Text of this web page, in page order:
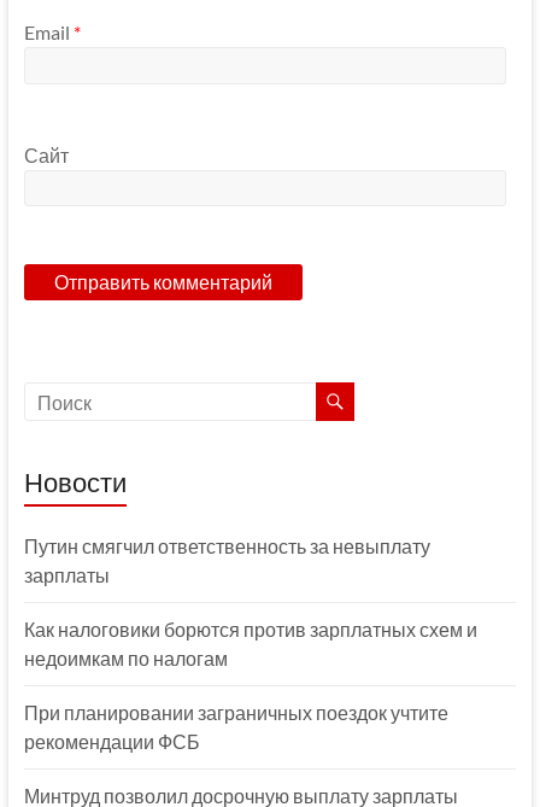
Email *
Сайт
Новости
Путин смягчил ответственность за невыплату
зарплаты
Как налоговики борются против зарплатных схем и
недоимкам по налогам
При планировании заграничных поездок учтите
рекомендации ФСБ
Минтруд позволил досрочную выплату зарплаты